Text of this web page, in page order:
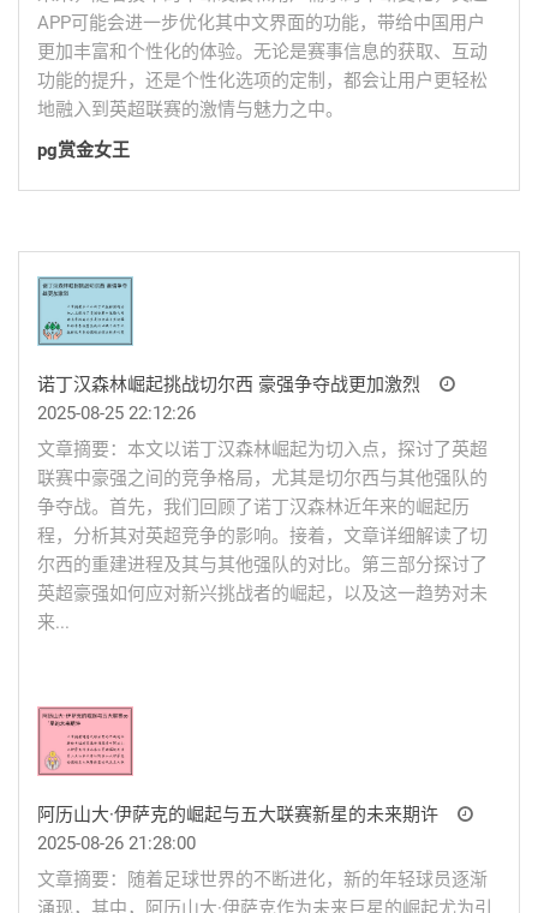
APP可能会进一步优化其中文界面的功能，带给中国用户
更加丰富和个性化的体验。无论是赛事信息的获取、互动
功能的提升，还是个性化选项的定制，都会让用户更轻松
地融入到英超联赛的激情与魅力之中。
pg赏金女王
诺丁汉森林崛起挑战切尔西 豪强争夺战更加激烈
2025-08-25 22:12:26
文章摘要：本文以诺丁汉森林崛起为切入点，探讨了英超
联赛中豪强之间的竞争格局，尤其是切尔西与其他强队的
争夺战。首先，我们回顾了诺丁汉森林近年来的崛起历
程，分析其对英超竞争的影响。接着，文章详细解读了切
尔西的重建进程及其与其他强队的对比。第三部分探讨了
英超豪强如何应对新兴挑战者的崛起，以及这一趋势对未
来...
阿历山大·伊萨克的崛起与五大联赛新星的未来期许
2025-08-26 21:28:00
文章摘要：随着足球世界的不断进化，新的年轻球员逐渐
涌现，其中，阿历山大·伊萨克作为未来巨星的崛起尤为引